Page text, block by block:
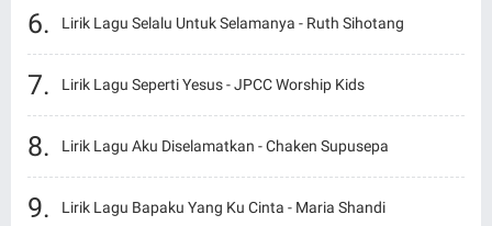
Lirik Lagu Selalu Untuk Selamanya - Ruth Sihotang
Lirik Lagu Seperti Yesus - JPCC Worship Kids
Lirik Lagu Aku Diselamatkan - Chaken Supusepa
Lirik Lagu Bapaku Yang Ku Cinta - Maria Shandi